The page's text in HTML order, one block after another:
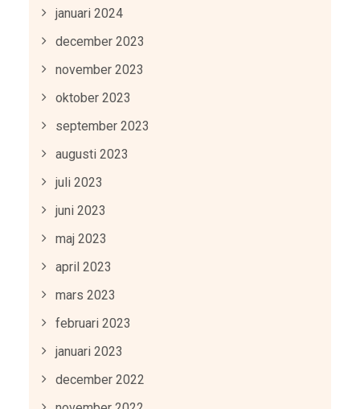
januari 2024
december 2023
november 2023
oktober 2023
september 2023
augusti 2023
juli 2023
juni 2023
maj 2023
april 2023
mars 2023
februari 2023
januari 2023
december 2022